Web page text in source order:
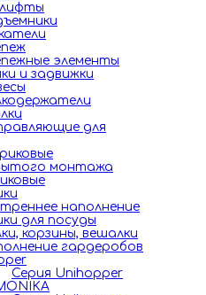
элементы
и задвижки
для
монтажа
наполнение
для посуды
корзины, вешалки
гардеробов
Серия Unihopper